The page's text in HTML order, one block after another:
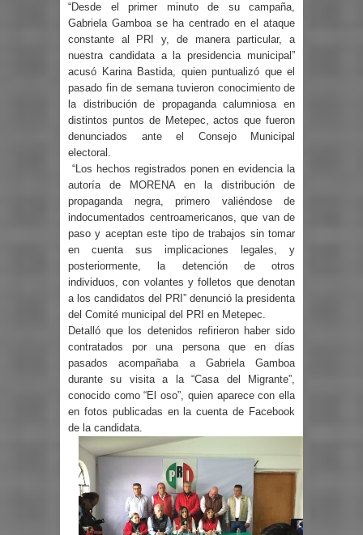
“Desde el primer minuto de su campaña,
Gabriela Gamboa se ha centrado en el ataque
constante al PRI y, de manera particular, a
nuestra candidata a la presidencia municipal”
acusó Karina Bastida, quien puntualizó que el
pasado fin de semana tuvieron conocimiento de
la distribución de propaganda calumniosa en
distintos puntos de Metepec, actos que fueron
denunciados ante el Consejo Municipal
electoral.
“Los hechos registrados ponen en evidencia la
autoría de MORENA en la distribución de
propaganda negra, primero valiéndose de
indocumentados centroamericanos, que van de
paso y aceptan este tipo de trabajos sin tomar
en cuenta sus implicaciones legales, y
posteriormente, la detención de otros
individuos, con volantes y folletos que denotan
a los candidatos del PRI” denunció la presidenta
del Comité municipal del PRI en Metepec.
Detalló que los detenidos refirieron haber sido
contratados por una persona que en días
pasados acompañaba a Gabriela Gamboa
durante su visita a la “Casa del Migrante”,
conocido como “El oso”, quien aparece con ella
en fotos publicadas en la cuenta de Facebook
de la candidata.